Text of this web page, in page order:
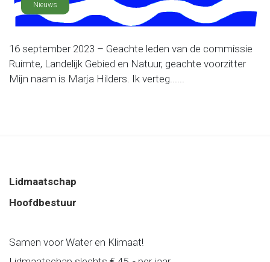
Nieuws
16 september 2023 – Geachte leden van de commissie
Ruimte, Landelijk Gebied en Natuur, geachte voorzitter
Mijn naam is Marja Hilders. Ik verteg......
Lidmaatschap
Hoofdbestuur
Samen voor Water en Klimaat!